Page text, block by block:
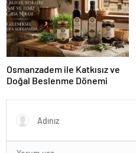
Osmanzadem ile Katkısız ve
Doğal Beslenme Dönemi